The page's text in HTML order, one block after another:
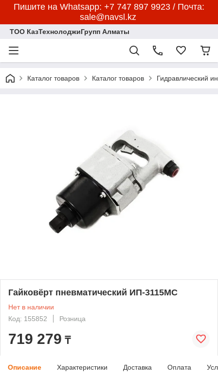
Пишите на Whatsapp: +7 747 897 9923 / Почта:
sale@navsl.kz
ТОО КазТехнолоджиГрупп Алматы
Каталог товаров Каталог товаров Гидравлический
Гайковёрт пневматический ИП-3115МС
Нет в наличии
Код: 155852
Розница
719 279 ₸
Описание Характеристики Доставка Оплата